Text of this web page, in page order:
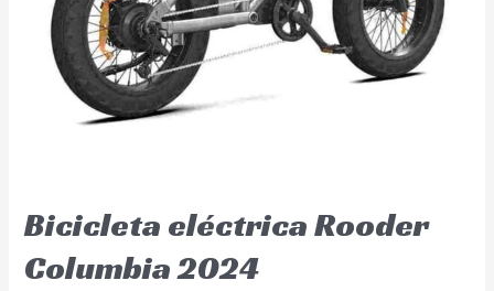
Bicicleta eléctrica Rooder
Columbia 2024